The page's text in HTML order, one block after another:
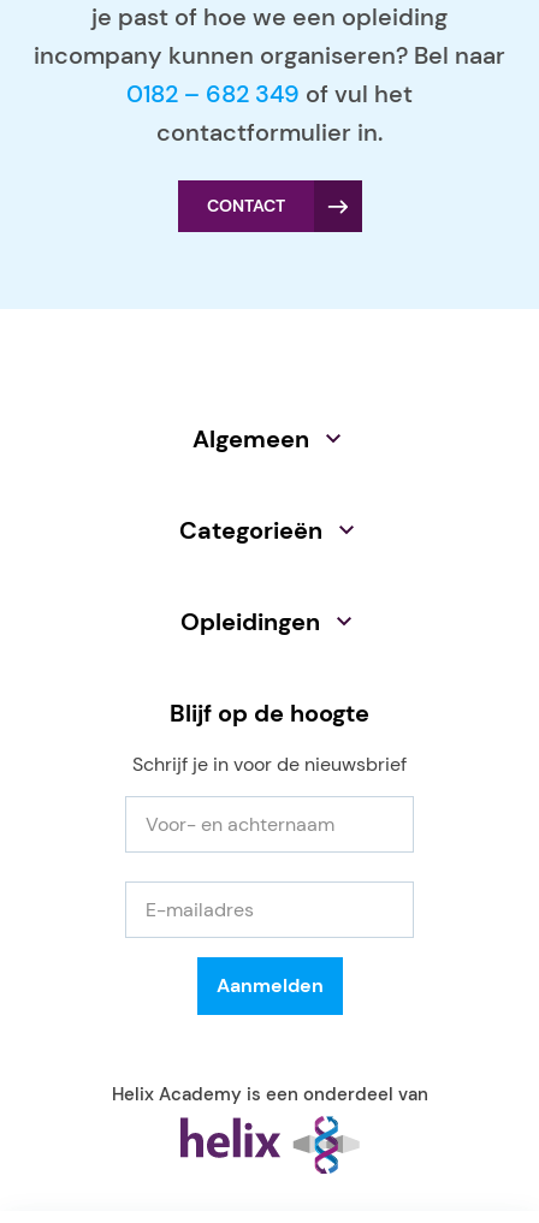
je past of hoe we een opleiding
incompany kunnen organiseren? Bel naar
0182 – 682 349 of vul het
contactformulier in.
CONTACT
Algemeen
Categorieën
Opleidingen
Blijf op de hoogte
Schrijf je in voor de nieuwsbrief
Helix Academy is een onderdeel van